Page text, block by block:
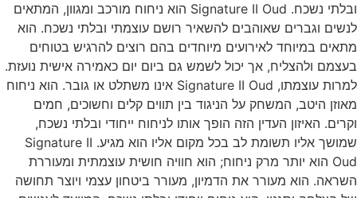
ובלתי נשכח. Signature II Oud הוא ניחוח מורכב ומגוון, המתאים
וגברים שאוהבים להשאיר רושם עוצמתי ובלתי נשכח. הוא
במיוחד לאירועים מיוחדים בהם רוצים להרגיש בטוחים
ולהצליח, אך יכול לשמש גם ביום יום כאמירה אישית נועזת.
למרות עוצמתו, Signature II Oud אינו משתלט או גובר. הוא ניחוח
היטב, המשחק על הניגוד בין תווים קלים וחשוכים, חמים
האיזון העדין הזה הופך אותו לניחוח ייחודי ובלתי נשכח,
שמושך אליו תשומת לב בכל מקום אליו הוא מגיע. Signature II
Oud הוא יותר מרק ניחוח; הוא חוויה חושית עוצמתית ומעוררת
הוא מעורר את הדמיון, מעורר ביטחון עצמי ויוצר תחושה